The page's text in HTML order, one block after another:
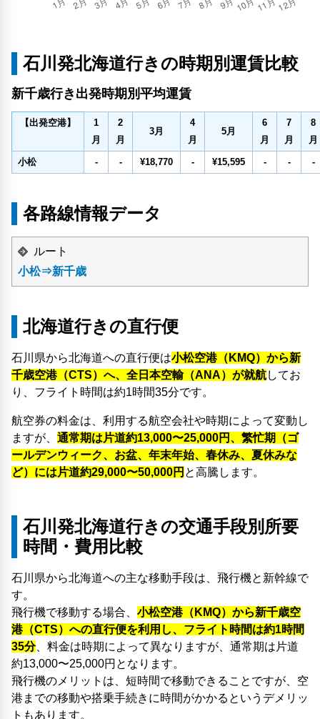
石川発北海道行きの時期別運賃比較
新千歳行き出発時期別平均運賃
【出発空港】
1
月
2
月
3月
4
月
5月
6
月
7
月
8
月
小松 - - ¥18,770 - ¥15,595 - - -
各路線情報データ
ルート
小松⇒新千歳
北海道行きの直行便
石川県から北海道への直行便は小松空港（KMQ）から新
千歳空港（CTS）へ、全日本空輸（ANA）が就航してお
り、フライト時間は約1時間35分です。
航空券の料金は、利用する航空会社や時期によって変動し
ますが、 通常期は片道約13,000〜25,000円、繁忙期（ゴ
ールデンウィーク、お盆、年末年始、春休み、夏休みな
ど）には片道約29,000〜50,000円 と高騰します。
石川発北海道行きの交通手段別所要
時間・費用比較
石川県から北海道への主な移動手段は、飛行機と新幹線で
す。
飛行機で移動する場合、 小松空港（KMQ）から新千歳空
港（CTS）への直行便を利用し、フライト時間は約1時間
35分、料金は時期によって異なりますが、通常期は片道
約13,000〜25,000円となります。
飛行機のメリットは、短時間で移動できることですが、空
港までの移動や搭乗手続きに時間がかかるというデメリッ
トもあります。